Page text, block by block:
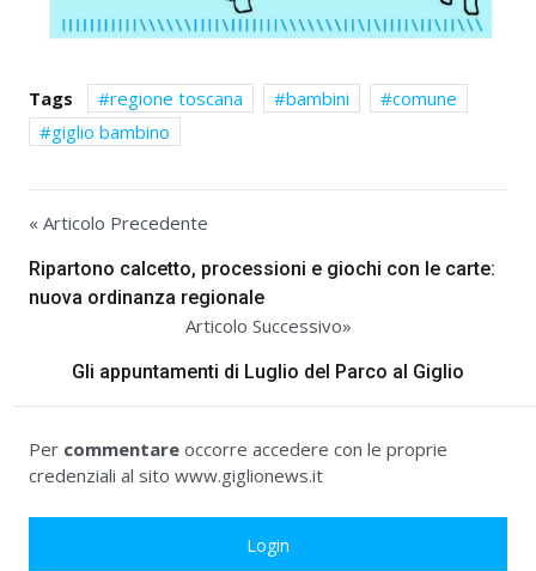
Tags regione toscana bambini
comune
giglio bambino
« Articolo Precedente
Ripartono calcetto, processioni e giochi con le carte:
nuova ordinanza regionale
Articolo Successivo»
Gli appuntamenti di Luglio del Parco al Giglio
Per commentare occorre accedere con le proprie
credenziali al sito www.giglionews.it
Login